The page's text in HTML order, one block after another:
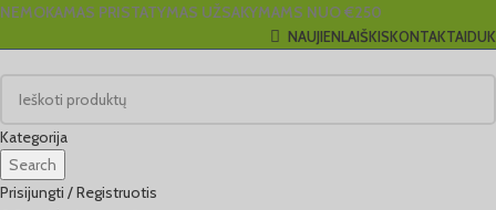
NEMOKAMAS PRISTATYMAS UŽSAKYMAMS NUO €250
NAUJIENLAIŠKISKONTAKTAIDUK
Kategorija
Search
Prisijungti / Registruotis